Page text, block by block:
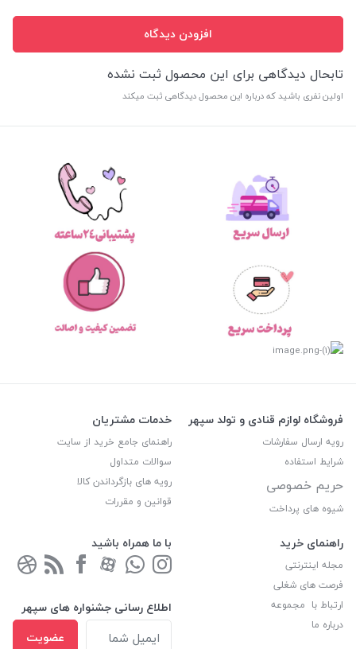
افزودن دیدگاه
تابحال دیدگاهی برای این محصول ثبت نشده
اولین نفری باشید که درباره این محصول دیدگاهی ثبت میکند
فروشگاه لوازم قنادی و تولد سپهر
رویه ارسال سفارشات
شرایط استفاده
حریم خصوصی
شیوه های پرداخت
خدمات مشتریان
راهنمای جامع خرید از سایت
سوالات متداول
رویه های بازگرداندن کالا
قوانین و مقررات
راهنمای خرید
مجله اینترنتی
فرصت های شغلی
ارتباط با مجموعه
درباره ما
با ما همراه باشید
اطلاع رسانی جشنواره های سپهر
عضویت